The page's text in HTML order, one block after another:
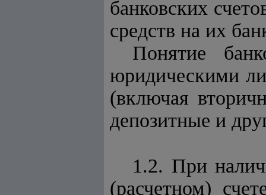
банковских
средств на их
Понятие
юридическими
(включая
депозитные и
1.2. При
(расчетном)